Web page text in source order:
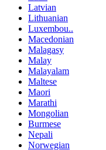
Latvian
Lithuanian
Luxembou..
Macedonian
Malagasy
Malay
Malayalam
Maltese
Maori
Marathi
Mongolian
Burmese
Nepali
Norwegian